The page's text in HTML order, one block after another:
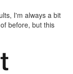
I'm always a bit
before, but this